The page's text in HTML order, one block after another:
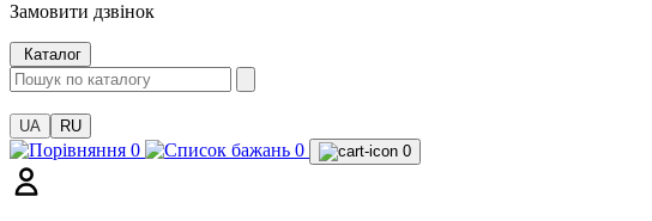
Замовити дзвінок
Каталог
UA RU
0 0 0